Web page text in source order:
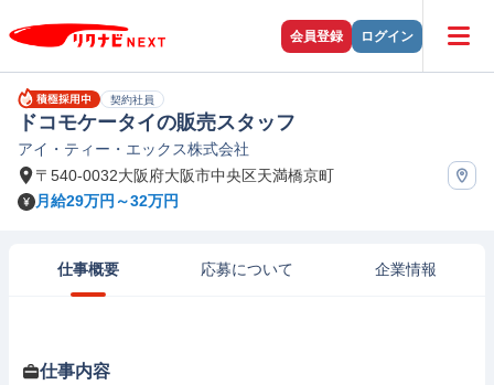
会員登録 ログイン
契約社員
ドコモケータイの販売スタッフ
アイ・ティー・エックス株式会社
〒540-0032大阪府大阪市中央区天満橋京町
月給29万円～32万円
仕事概要 応募について 企業情報
仕事内容